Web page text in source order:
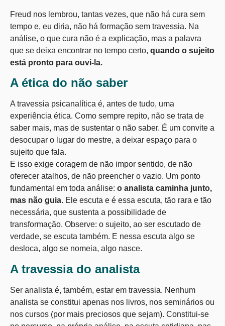
Freud nos lembrou, tantas vezes, que não há cura sem
tempo e, eu diria, não há formação sem travessia. Na
análise, o que cura não é a explicação, mas a palavra
que se deixa encontrar no tempo certo, quando o sujeito
está pronto para ouvi-la.
A ética do não saber
A travessia psicanalítica é, antes de tudo, uma
experiência ética. Como sempre repito, não se trata de
saber mais, mas de sustentar o não saber. É um convite a
desocupar o lugar do mestre, a deixar espaço para o
sujeito que fala.
E isso exige coragem de não impor sentido, de não
oferecer atalhos, de não preencher o vazio. Um ponto
fundamental em toda análise: o analista caminha junto,
mas não guia. Ele escuta e é essa escuta, tão rara e tão
necessária, que sustenta a possibilidade de
transformação. Observe: o sujeito, ao ser escutado de
verdade, se escuta também. E nessa escuta algo se
desloca, algo se nomeia, algo nasce.
A travessia do analista
Ser analista é, também, estar em travessia. Nenhum
analista se constitui apenas nos livros, nos seminários ou
nos cursos (por mais preciosos que sejam). Constitui-se